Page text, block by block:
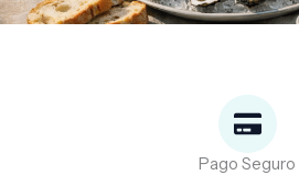
Pago Seguro